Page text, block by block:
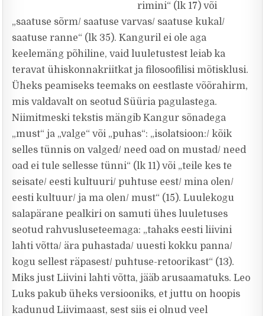
rimini“ (lk 17) või
„saatuse sõrm/ saatuse varvas/ saatuse kukal/
saatuse ranne“ (lk 35). Kanguril ei ole aga
keelemäng põhiline, vaid luuletustest leiab ka
teravat ühiskonnakriitkat ja filosoofilisi mõtisklusi.
Üheks peamiseks teemaks on eestlaste võõrahirm,
mis valdavalt on seotud Süüria pagulastega.
Niimitmeski tekstis mängib Kangur sõnadega
„must“ ja „valge“ või „puhas“: „isolatsioon:/ kõik
selles tünnis on valged/ need oad on mustad/ need
oad ei tule sellesse tünni“ (lk 11) või „teile kes te
seisate/ eesti kultuuri/ puhtuse eest/ mina olen/
eesti kultuur/ ja ma olen/ must“ (15). Luulekogu
salapärane pealkiri on samuti ühes luuletuses
seotud rahvusluseteemaga: „tahaks eesti liivini
lahti võtta/ ära puhastada/ uuesti kokku panna/
kogu sellest räpasest/ puhtuse-retoorikast“ (13).
Miks just Liivini lahti võtta, jääb arusaamatuks. Leo
Luks pakub üheks versiooniks, et juttu on hoopis
kadunud Liivimaast, sest siis ei olnud veel